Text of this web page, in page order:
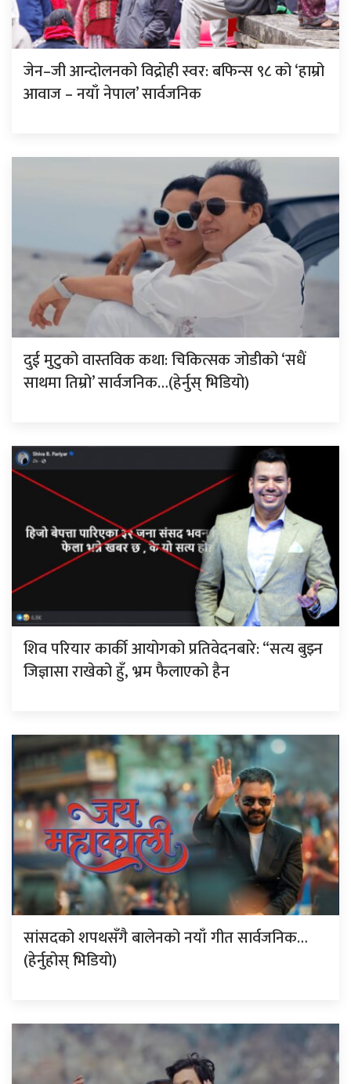
जेन–जी आन्दोलनको विद्रोही स्वर: बफिन्स ९८ को ‘हाम्रो
आवाज – नयाँ नेपाल’ सार्वजनिक
दुई मुटुको वास्तविक कथा: चिकित्सक जोडीको ‘सधैं
साथमा तिम्रो’ सार्वजनिक…(हेर्नुस् भिडियो)
शिव परियार कार्की आयोगको प्रतिवेदनबारे: “सत्य बुझ्न
जिज्ञासा राखेको हुँ, भ्रम फैलाएको हैन
सांसदको शपथसँगै बालेनको नयाँ गीत सार्वजनिक…
(हेर्नुहोस् भिडियो)